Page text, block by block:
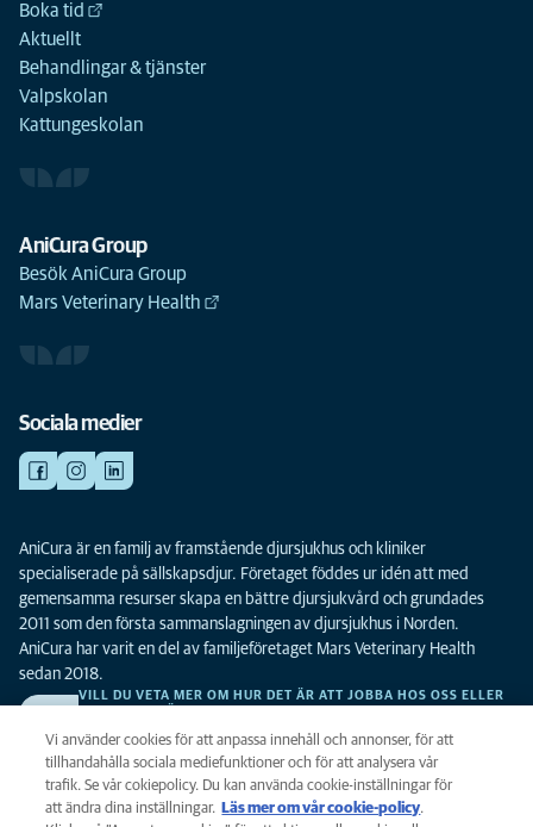
Boka tid
Aktuellt
Behandlingar & tjänster
Valpskolan
Kattungeskolan
AniCura Group
Besök AniCura Group
Mars Veterinary Health
Sociala medier
AniCura är en familj av framstående djursjukhus och kliniker
specialiserade på sällskapsdjur. Företaget föddes ur idén att med
gemensamma resurser skapa en bättre djursjukvård och grundades
2011 som den första sammanslagningen av djursjukhus i Norden.
AniCura har varit en del av familjeföretaget Mars Veterinary Health
sedan 2018.
VILL DU VETA MER OM HUR DET ÄR ATT JOBBA HOS OSS ELLER
Vi använder cookies för att anpassa innehåll och annonser, för att
tillhandahålla sociala mediefunktioner och för att analysera vår
trafik. Se vår cokiepolicy. Du kan använda cookie-inställningar för
att ändra dina inställningar.
Läs mer om vår cookie-policy(opens in a
.